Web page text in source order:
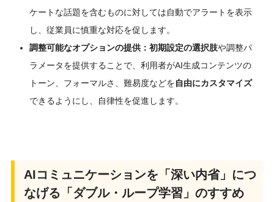
ケートな話題を含むものに対しては自動でアラートを表示
し、従業員に慎重な対応を促します。
調整可能なオプションの提供：初期設定の選択肢や調整パ
ラメータを提供することで、利用者がAI生成コンテンツの
トーン、フォーマルさ、難易度などを自由にカスタマイズ
できるようにし、自律性を促進します。
AIコミュニケーションを「深い内省」につ
なげる「ダブル・ループ学習」のすすめ